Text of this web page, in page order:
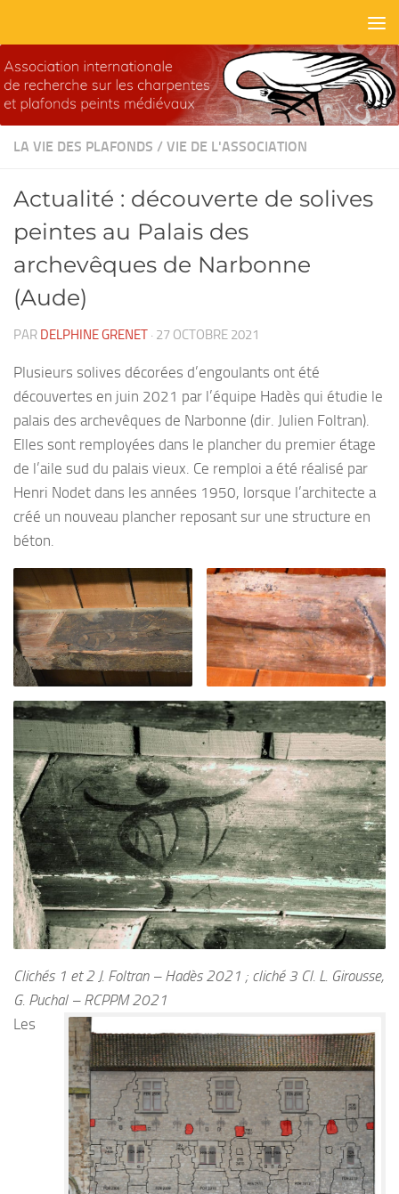
LA VIE DES PLAFONDS / VIE DE L'ASSOCIATION
Actualité : découverte de solives
peintes au Palais des
archevêques de Narbonne
(Aude)
PAR DELPHINE GRENET · 27 OCTOBRE 2021
Plusieurs solives décorées d’engoulants ont été
découvertes en juin 2021 par l’équipe Hadès qui étudie le
palais des archevêques de Narbonne (dir. Julien Foltran).
Elles sont remployées dans le plancher du premier étage
de l’aile sud du palais vieux. Ce remploi a été réalisé par
Henri Nodet dans les années 1950, lorsque l’architecte a
créé un nouveau plancher reposant sur une structure en
béton.
Clichés 1 et 2 J. Foltran – Hadès 2021 ; cliché 3 Cl. L. Girousse,
G. Puchal – RCPPM 2021
Les